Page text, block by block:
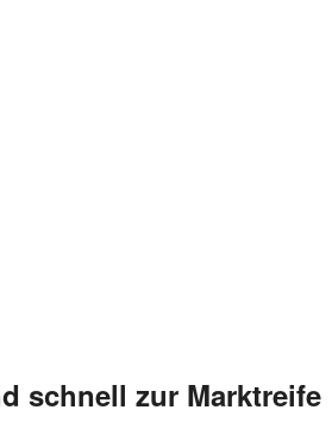
schnell zur Marktreife